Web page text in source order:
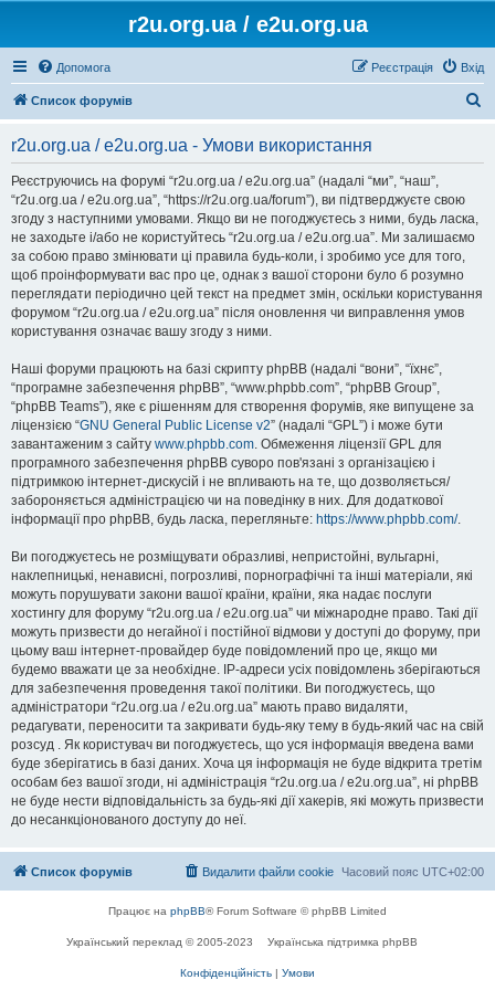
r2u.org.ua / e2u.org.ua
Допомога Вхід
Реєстрація
Список форумів
r2u.org.ua / e2u.org.ua - Умови використання
Реєструючись на форумі “r2u.org.ua / e2u.org.ua” (надалі “ми”, “наш”,
“r2u.org.ua / e2u.org.ua”, “https://r2u.org.ua/forum”), ви підтверджуєте свою
згоду з наступними умовами. Якщо ви не погоджуєтесь з ними, будь ласка,
не заходьте і/або не користуйтесь “r2u.org.ua / e2u.org.ua”. Ми залишаємо
за собою право змінювати ці правила будь-коли, і зробимо усе для того,
щоб проінформувати вас про це, однак з вашої сторони було б розумно
переглядати періодично цей текст на предмет змін, оскільки користування
форумом “r2u.org.ua / e2u.org.ua” після оновлення чи виправлення умов
користування означає вашу згоду з ними.
Наші форуми працюють на базі скрипту phpBB (надалі “вони”, “їхнє”,
“програмне забезпечення phpBB”, “www.phpbb.com”, “phpBB Group”,
“phpBB Teams”), яке є рішенням для створення форумів, яке випущене за
ліцензією “GNU General Public License v2” (надалі “GPL”) і може бути
завантаженим з сайту www.phpbb.com. Обмеження ліцензії GPL для
програмного забезпечення phpBB суворо пов'язані з організацією і
підтримкою інтернет-дискусій і не впливають на те, що дозволяється/
забороняється адміністрацією чи на поведінку в них. Для додаткової
інформації про phpBB, будь ласка, перегляньте: https://www.phpbb.com/.
Ви погоджуєтесь не розміщувати образливі, непристойні, вульгарні,
наклепницькі, ненависні, погрозливі, порнографічні та інші матеріали, які
можуть порушувати закони вашої країни, країни, яка надає послуги
хостингу для форуму “r2u.org.ua / e2u.org.ua” чи міжнародне право. Такі дії
можуть призвести до негайної і постійної відмови у доступі до форуму, при
цьому ваш інтернет-провайдер буде повідомлений про це, якщо ми
будемо вважати це за необхідне. IP-адреси усіх повідомлень зберігаються
для забезпечення проведення такої політики. Ви погоджуєтесь, що
адміністратори “r2u.org.ua / e2u.org.ua” мають право видаляти,
редагувати, переносити та закривати будь-яку тему в будь-який час на свій
розсуд . Як користувач ви погоджуєтесь, що уся інформація введена вами
буде зберігатись в базі даних. Хоча ця інформація не буде відкрита третім
особам без вашої згоди, ні адміністрація “r2u.org.ua / e2u.org.ua”, ні phpBB
не буде нести відповідальність за будь-які дії хакерів, які можуть призвести
до несанкціонованого доступу до неї.
Список форумів Часовий пояс UTC+02:00
Видалити файли cookie
Працює на phpBB® Forum Software © phpBB Limited
Український переклад © 2005-2023 Українська підтримка phpBB
Конфіденційність | Умови